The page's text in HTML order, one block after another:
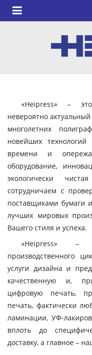
«Heipress» –
невероятно
многолетних
новейших
времени и
оборудование,
экологически
сотрудничаем с
поставщиками бумаги
лучших мировых
Вашего стиля и успеха.
«Heipress» –
производственного
услуги дизайна и
качественную и,
цифровую печать,
печать, фактически
ламинации, УФ-
вплоть до
доставку, а главное –